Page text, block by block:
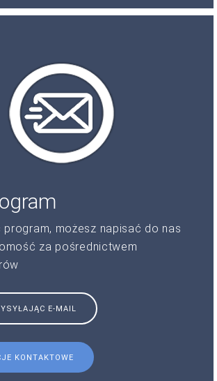
program, możesz napisać do nas
za pośrednictwem
E-MAIL
KONTAKTOWE